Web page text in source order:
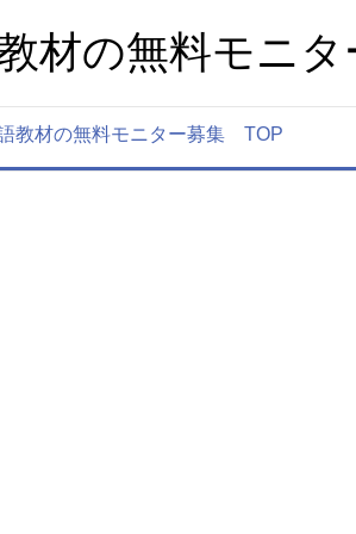
材の無料モニタ
教材の無料モニター募集 TOP